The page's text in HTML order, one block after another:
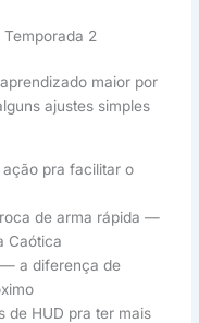
2
maior por
ajustes simples
ação pra facilitar o
de arma rápida —
Caótica
— a diferença de
de HUD pra ter mais